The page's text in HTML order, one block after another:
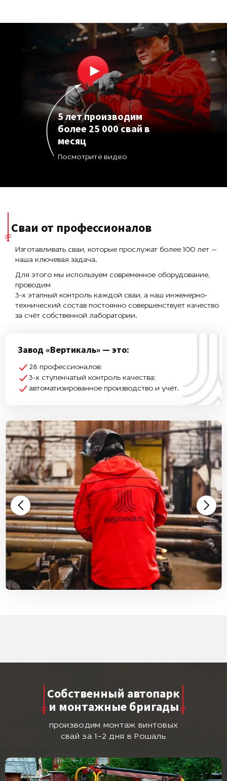
5 лет производим
более 25 000 свай в
месяц
Посмотрите видео
Сваи от профессионалов
Изготавливать сваи, которые прослужат более 100 лет —
наша ключевая задача.
Для этого мы используем современное оборудование,
проводим
3-х этапный контроль каждой сваи, а наш инженерно-
технический состав постоянно совершенствует качество
за счёт собственной лаборатории.
Завод «Вертикаль» — это:
28 профессионалов;
3-х ступенчатый контроль качества;
автоматизированное производство и учёт.
Собственный автопарк
и монтажные бригады
производим монтаж винтовых
свай за 1–2 дня в Рошаль